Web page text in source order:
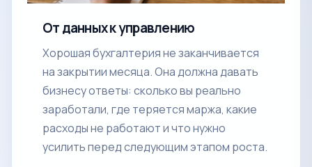
От данных к управлению
Хорошая бухгалтерия не заканчивается
на закрытии месяца. Она должна давать
бизнесу ответы: сколько вы реально
заработали, где теряется маржа, какие
расходы не работают и что нужно
усилить перед следующим этапом роста.